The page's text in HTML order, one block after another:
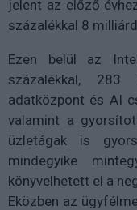
jelent az előző
százalékkal 8
Ezen belül az
százalékkal,
adatközpont és AI
valamint a
üzletágak is
mindegyike
könyvelhetett el a
Eközben az